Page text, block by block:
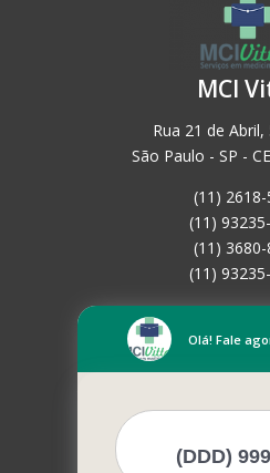
MCI
Rua 21 de
São Paulo - SP -
(11) 2618-
(11)
(11)
(11)
Empresa
Contato
Mais
Olá! Fale